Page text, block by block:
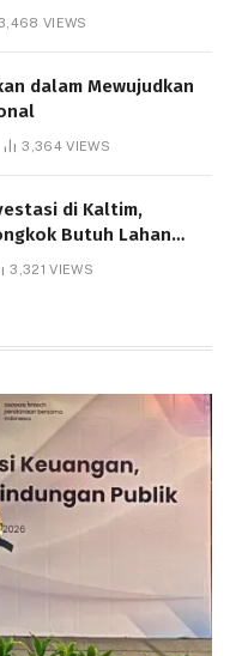
Gratispol
VIEWS
dalam Mewujudkan
3,364VIEWS
di Kaltim,
Butuh Lahan
3,321VIEWS